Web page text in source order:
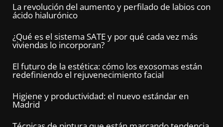
La revolución del aumento y perfilado de labios con
ácido hialurónico
¿Qué es el sistema SATE y por qué cada vez más
viviendas lo incorporan?
El futuro de la estética: cómo los exosomas están
redefiniendo el rejuvenecimiento facial
Higiene y productividad: el nuevo estándar en
Madrid